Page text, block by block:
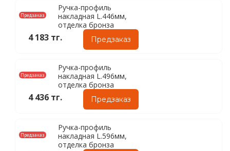
Предзаказ
Ручка-профиль
накладная L.446мм,
отделка бронза
4 183 тг. Предзаказ
Предзаказ
Ручка-профиль
накладная L.496мм,
отделка бронза
4 436 тг. Предзаказ
Предзаказ
Ручка-профиль
накладная L.596мм,
отделка бронза